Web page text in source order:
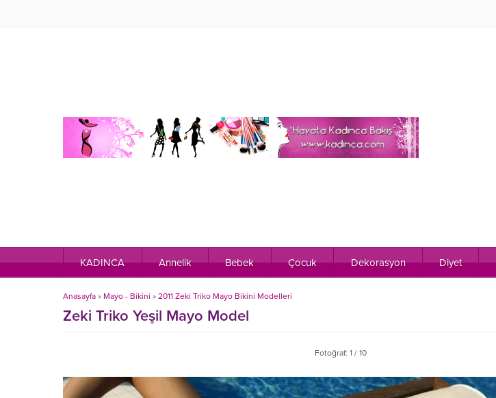
KADINCA Annelik Bebek Çocuk Dekorasyon Diyet
Anasayfa » Mayo - Bikini » 2011 Zeki Triko Mayo Bikini Modelleri
Zeki Triko Yeşil Mayo Model
Fotoğraf: 1 / 10